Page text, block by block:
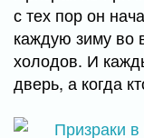
с тех пор он
каждую зиму во
холодов. И
дверь, а когда